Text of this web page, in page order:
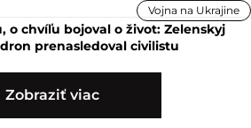
Vojna na Ukrajine
o chvíľu bojoval o život: Zelenskyj
prenasledoval civilistu
Zobraziť viac